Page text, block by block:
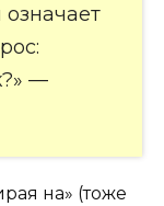
—
на» (тоже